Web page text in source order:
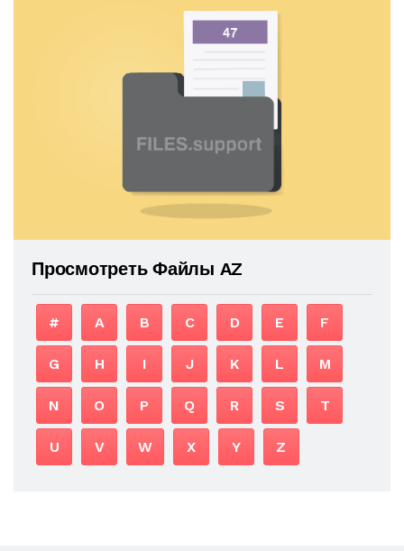
Просмотреть Файлы AZ
# A B C D E F
G H I J K L M
N O P Q R S T
U V W X Y Z